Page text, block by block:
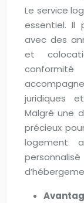
Le service
essentiel. Il
avec des
et
juridiques
Malgré une
précieux
logement